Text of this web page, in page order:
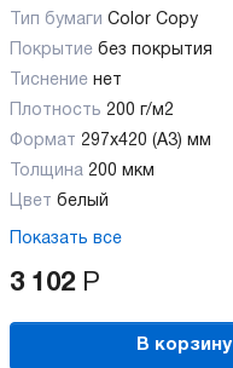
Тип бумаги Color Copy
Покрытие без покрытия
Тиснение нет
Плотность 200 г/м2
Формат 297x420 (А3) мм
Толщина 200 мкм
Цвет белый
Показать все
3 102 Р
В корзину